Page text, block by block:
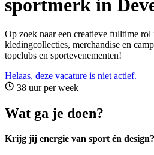
sportmerk in
Op zoek naar een creatieve fulltime
kledingcollecties, merchandise en
topclubs en sportevenementen!
Helaas, deze vacature is niet actief.
38 uur per week
Wat ga je doen?
Krijg jij energie van sport én design?